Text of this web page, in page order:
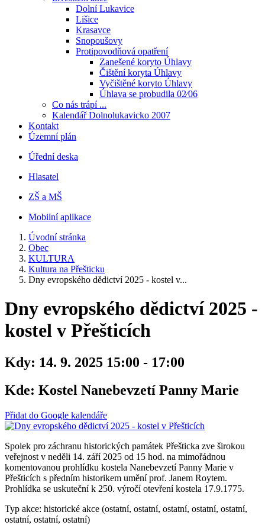
Dolní Lukavice
Lišice
Krasavce
Snopoušovy
Protipovodňová opatření
Zanešené koryto Úhlavy
Čištění koryta Úhlavy
Vyčištěné koryto Úhlavy
Úhlava se probudila 02⁄06
Co nás trápí ...
Kalendář Dolnolukavicko 2007
Kontakt
Územní plán
Úřední deska
Hlasatel
ZŠ a MŠ
Mobilní aplikace
Úvodní stránka
Obec
KULTURA
Kultura na Přešticku
Dny evropského dědictví 2025 - kostel v...
Dny evropského dědictví 2025 -
kostel v Přešticích
Kdy: 14. 9. 2025 15:00 - 17:00
Kde: Kostel Nanebevzetí Panny Marie
Přidat do Google kalendáře
Spolek pro záchranu historických památek Přešticka zve širokou
veřejnost v neděli 14. září 2025 od 15 hod. na mimořádnou
komentovanou prohlídku kostela Nanebevzetí Panny Marie v
Přešticích s předním historikem umění prof. Janem Roytem.
Prohlídka se uskuteční k 250. výročí otevření kostela 17.9.1775.
Typ akce: historické akce (ostatní, ostatní, ostatní, ostatní, ostatní,
ostatní, ostatní, ostatní)